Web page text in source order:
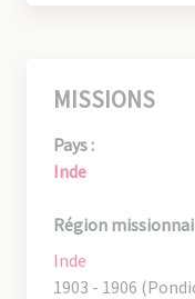
MISSIONS
Pays :
Inde
Région
Inde
1903 - 1906